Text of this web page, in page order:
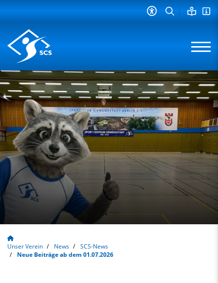
Unser Verein News
SCS-News
Neue Beiträge ab dem 01.07.2026